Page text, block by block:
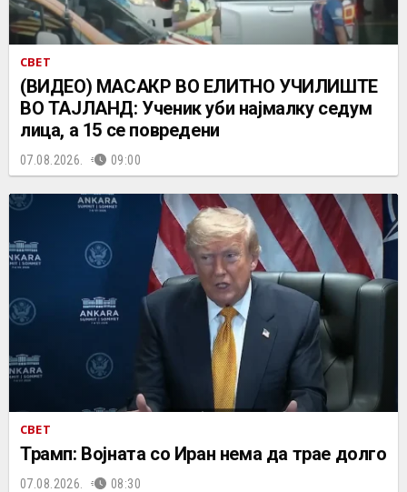
СВЕТ
(ВИДЕО) МАСАКР ВО ЕЛИТНО УЧИЛИШТЕ
ВО ТАЈЛАНД: Ученик уби најмалку седум
лица, а 15 се повредени
07.08.2026. 09:00
СВЕТ
Трамп: Војната со Иран нема да трае долго
07.08.2026. 08:30